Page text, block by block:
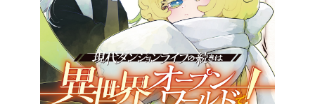
オーバーラップノベルスf